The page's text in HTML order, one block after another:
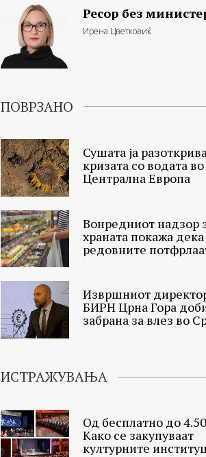
Ресор без
Ирена Цветковиќ
ПОВРЗАНО
Сушата ја разоткрива
кризата со водата во
Централна Европа
Вонредниот надзор
храната покажа дека
редовните
Извршниот
БИРН Црна Гора
забрана за влез во
ИСТРАЖУВАЊА
Од бесплатно до
Како се закупуваат
културните